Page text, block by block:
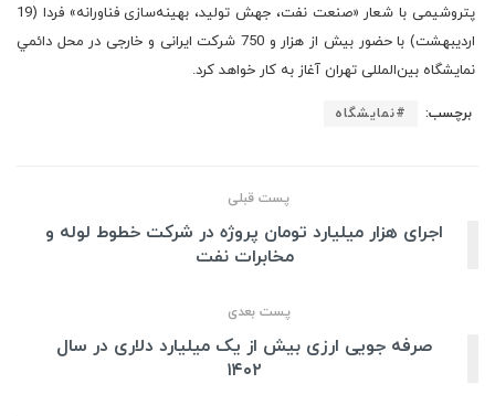
پتروشیمی با شعار «صنعت نفت، جهش تولید، بهینه‌سازی فناورانه» فردا (19
اردیبهشت) با حضور بیش از هزار و 750 شركت‌ ایرانی و خارجی در محل دائمي
نمایشگاه بین‌المللی تهران آغاز به کار خواهد کرد.
برچسب: #نمايشگاه
پست قبلی
اجرای هزار میلیارد تومان پروژه در شرکت خطوط لوله و
مخابرات نفت
پست بعدی
صرفه جویی ارزی بیش از یک میلیارد دلاری در سال
۱۴۰۲